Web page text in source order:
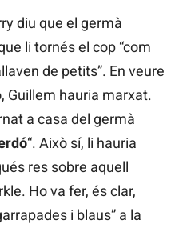
diu que el germà
li tornés el cop “com
de petits”. En veure
Guillem hauria marxat.
a casa del germà
“. Això sí, li hauria
res sobre aquell
Ho va fer, és clar,
i blaus” a la